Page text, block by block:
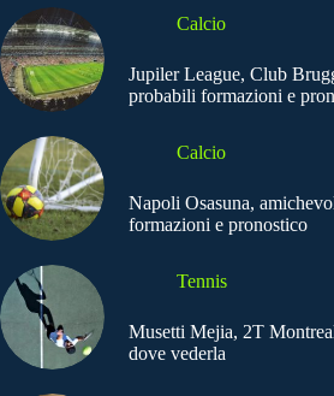
Calcio
Jupiler League, Club
probabili formazioni e
Calcio
Napoli Osasuna,
formazioni e pronostico
Tennis
Musetti Mejia, 2T
dove vederla